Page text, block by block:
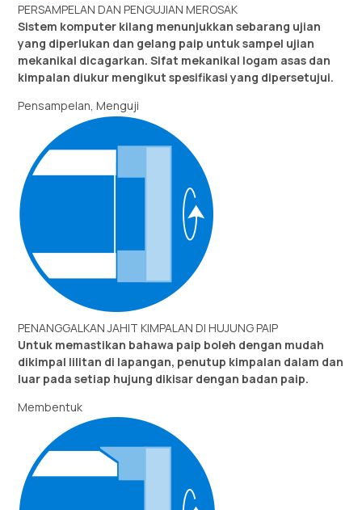
PERSAMPELAN DAN PENGUJIAN MEROSAK
Sistem komputer kilang menunjukkan sebarang ujian
yang diperlukan dan gelang paip untuk sampel ujian
mekanikal dicagarkan. Sifat mekanikal logam asas dan
kimpalan diukur mengikut spesifikasi yang dipersetujui.
Pensampelan, Menguji
PENANGGALKAN JAHIT KIMPALAN DI HUJUNG PAIP
Untuk memastikan bahawa paip boleh dengan mudah
dikimpal lilitan di lapangan, penutup kimpalan dalam dan
luar pada setiap hujung dikisar dengan badan paip.
Membentuk